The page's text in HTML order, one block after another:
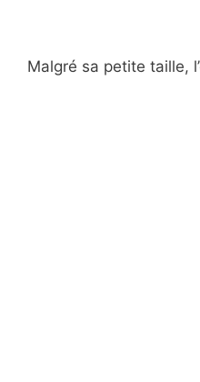
Malgré sa petite taille,